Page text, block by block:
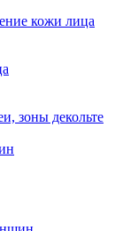
кожи лица
зоны декольте